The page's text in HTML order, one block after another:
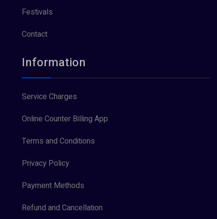
Festivals
Contact
Information
Service Charges
Online Counter Billing App
Terms and Conditions
Privacy Policy
Payment Methods
Refund and Cancellation